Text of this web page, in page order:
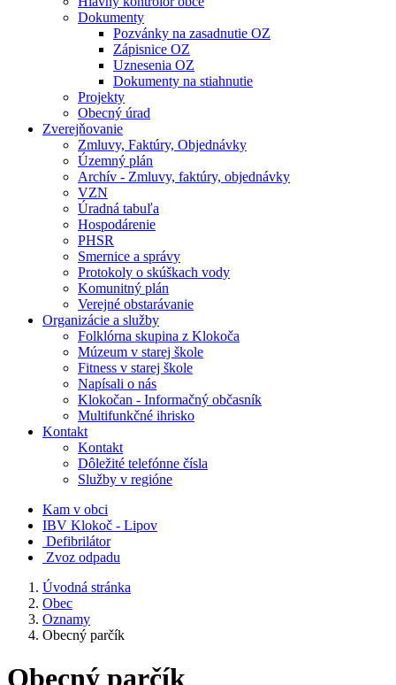
Dokumenty
Pozvánky na zasadnutie OZ
Zápisnice OZ
Uznesenia OZ
Dokumenty na stiahnutie
Projekty
Obecný úrad
Zverejňovanie
Zmluvy, Faktúry, Objednávky
Územný plán
Archív - Zmluvy, faktúry, objednávky
VZN
Úradná tabuľa
Hospodárenie
PHSR
Smernice a správy
Protokoly o skúškach vody
Komunitný plán
Verejné obstarávanie
Organizácie a služby
Folklórna skupina z Klokoča
Múzeum v starej škole
Fitness v starej škole
Napísali o nás
Klokočan - Informačný občasník
Multifunkčné ihrisko
Kontakt
Kontakt
Dôležité telefónne čísla
Služby v regióne
Kam v obci
IBV Klokoč - Lipov
Defibrilátor
Zvoz odpadu
Úvodná stránka
Obec
Oznamy
Obecný parčík
Obecný parčík